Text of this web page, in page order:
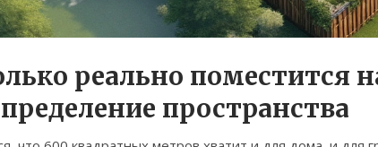
реально поместится
пространства